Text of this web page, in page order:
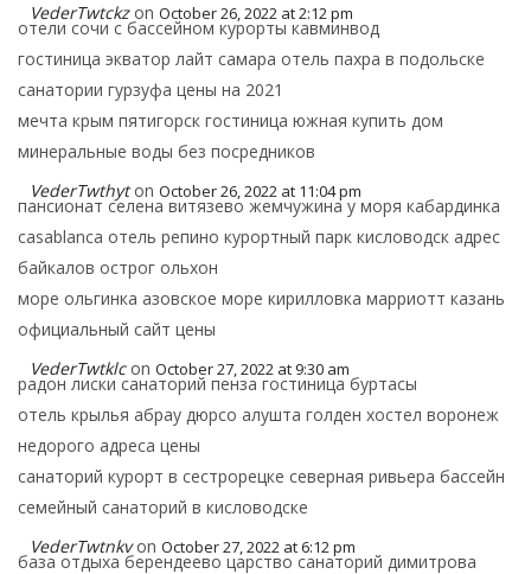
VederTwtckz on October 26, 2022 at 2:12 pm
отели сочи с бассейном курорты кавминвод
гостиница экватор лайт самара отель пахра в подольске
санатории гурзуфа цены на 2021
мечта крым пятигорск гостиница южная купить дом
минеральные воды без посредников
VederTwthyt on October 26, 2022 at 11:04 pm
пансионат селена витязево жемчужина у моря кабардинка
casablanca отель репино курортный парк кисловодск адрес
байкалов острог ольхон
море ольгинка азовское море кирилловка марриотт казань
официальный сайт цены
VederTwtklc on October 27, 2022 at 9:30 am
радон лиски санаторий пенза гостиница буртасы
отель крылья абрау дюрсо алушта голден хостел воронеж
недорого адреса цены
санаторий курорт в сестрорецке северная ривьера бассейн
семейный санаторий в кисловодске
VederTwtnkv on October 27, 2022 at 6:12 pm
база отдыха берендеево царство санаторий димитрова